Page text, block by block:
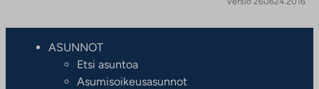
ASUNNOT
Etsi asuntoa
Asumisoikeusasunnot